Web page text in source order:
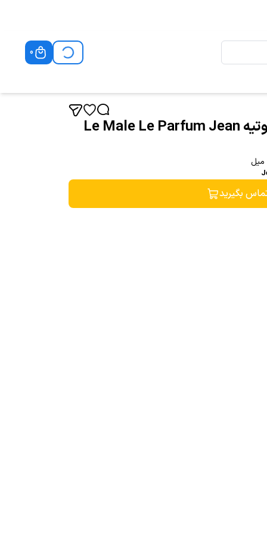
0
له مل له پارفوم ژان پل گوتیه Le Male Le Parfum Jean
بگیرید